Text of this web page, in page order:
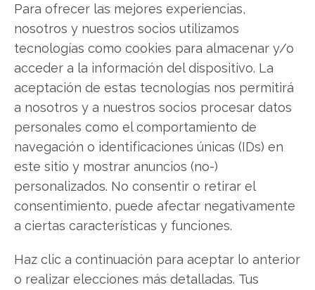
Para ofrecer las mejores experiencias,
nosotros y nuestros socios utilizamos
tecnologías como cookies para almacenar y/o
acceder a la información del dispositivo. La
aceptación de estas tecnologías nos permitirá
a nosotros y a nuestros socios procesar datos
personales como el comportamiento de
navegación o identificaciones únicas (IDs) en
este sitio y mostrar anuncios (no-)
personalizados. No consentir o retirar el
consentimiento, puede afectar negativamente
a ciertas características y funciones.
Haz clic a continuación para aceptar lo anterior
o realizar elecciones más detalladas. Tus
principalmente de compradores institucionales
decididos, y no del mercado minorista en
general.
El próximo examen importante está calendado:
el 19 de febrero de 2026, Alibaba hará públicos
sus resultados trimestrales. Este informe será
fundamental para determinar si las cuantiosas
inversiones en IA e infraestructura energética
comienzan ya a traducirse en mejoras concretas
en las cuentas de ingresos y beneficios, o si, por
el momento, su principal efecto es el
fortalecimiento de la posición estratégica a
futuro.